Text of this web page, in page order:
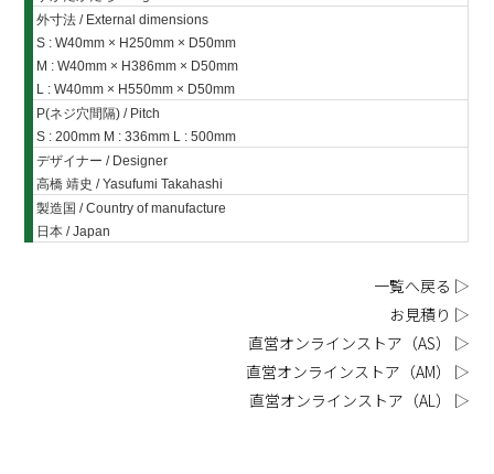
外寸法 / External dimensions
S : W40mm × H250mm × D50mm
M : W40mm × H386mm × D50mm
L : W40mm × H550mm × D50mm
P(ネジ穴間隔) / Pitch
S : 200mm M : 336mm L : 500mm
デザイナー / Designer
高橋 靖史 / Yasufumi Takahashi
製造国 / Country of manufacture
日本 / Japan
一覧へ戻る ▷
お見積り ▷
直営オンラインストア（AS） ▷
直営オンラインストア（AM） ▷
直営オンラインストア（AL） ▷